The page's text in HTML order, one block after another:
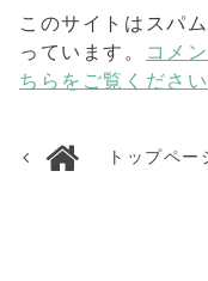
このサイトはスパ
っています。
コメ
ちらをご覧ください
トップペー